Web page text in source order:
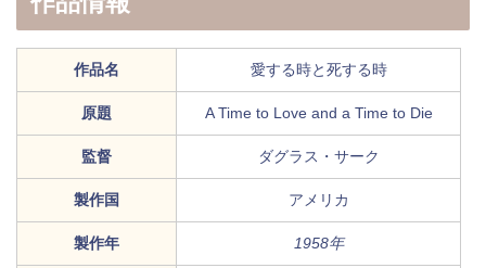
作品名 愛する時と死する時
原題 A Time to Love and a Time to Die
監督 ダグラス・サーク
製作国 アメリカ
製作年 1958年